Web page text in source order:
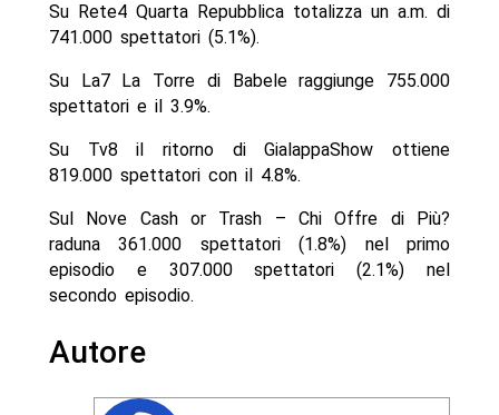
Su Rete4 Quarta Repubblica totalizza un a.m. di
741.000 spettatori (5.1%).
Su La7 La Torre di Babele raggiunge 755.000
spettatori e il 3.9%.
Su Tv8 il ritorno di GialappaShow ottiene
819.000 spettatori con il 4.8%.
Sul Nove Cash or Trash – Chi Offre di Più?
raduna 361.000 spettatori (1.8%) nel primo
episodio e 307.000 spettatori (2.1%) nel
secondo episodio.
Autore